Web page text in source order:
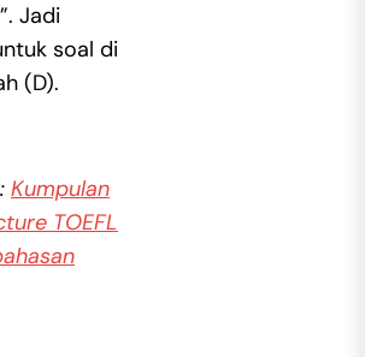
Jadi
soal di
(D).
Kumpulan
TOEFL